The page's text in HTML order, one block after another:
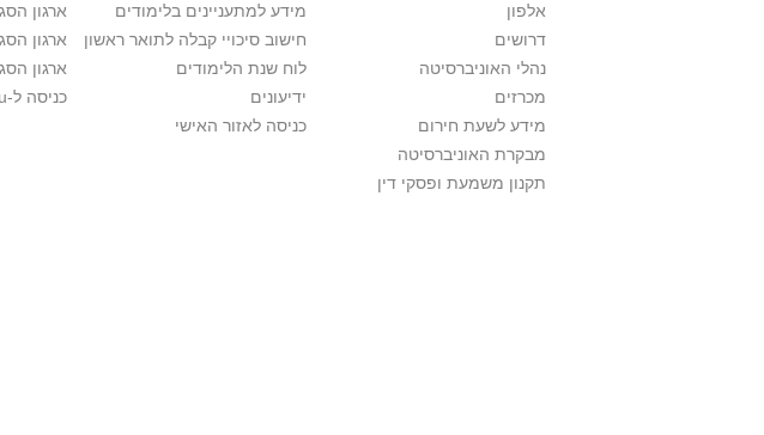
אלפון
דרושים
נהלי האוניברסיטה
מכרזים
מידע לשעת חירום
מבקרת האוניברסיטה
תקנון משמעת ופסקי דין
מידע למתעניינים בלימודים
חישוב סיכויי קבלה לתואר ראשון
לוח שנת הלימודים
ידיעונים
כניסה לאזור האישי
ארגון
ארגון
ארגון
כניסה ל-My Tau